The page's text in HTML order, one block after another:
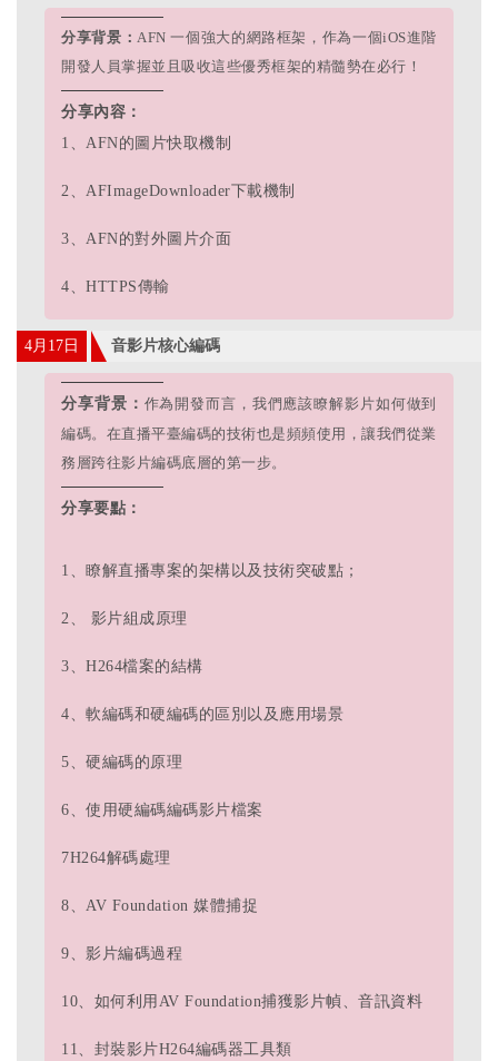
分享背景： AFN 一個強大的網路框架，作為一個iOS進階
開發人員掌握並且吸收這些優秀框架的精髓勢在必行！
分享內容：
1、AFN的圖片快取機制
2、AFImageDownloader下載機制
3、AFN的對外圖片介面
4、HTTPS傳輸
4月17日 音影片核心編碼
分享背景： 作為開發而言，我們應該瞭解影片如何做到
編碼。 在直播平臺編碼的技術也是頻頻使用，讓我們從業
務層跨往影片編碼底層的第一步。
分享要點：
1、瞭解直播專案的架構以及技術突破點；
2、 影片組成原理
3、H264檔案的結構
4、軟編碼和硬編碼的區別以及應用場景
5、硬編碼的原理
6、使用硬編碼編碼影片檔案
7H264解碼處理
8、AV Foundation 媒體捕捉
9、影片編碼過程
10、如何利用AV Foundation捕獲影片幀、音訊資料
11、封裝影片H264編碼器工具類